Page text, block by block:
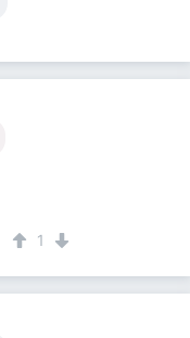
1